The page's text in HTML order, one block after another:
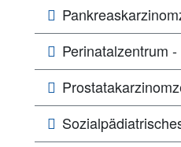
Perinatalzentrum